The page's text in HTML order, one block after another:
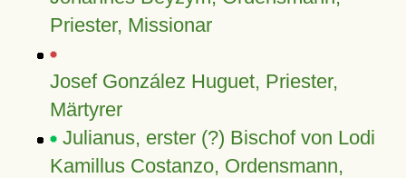
Priester, Missionar
Josef González Huguet, Priester,
Märtyrer
Julianus, erster (?) Bischof von Lodi
Kamillus Costanzo, Ordensmann,